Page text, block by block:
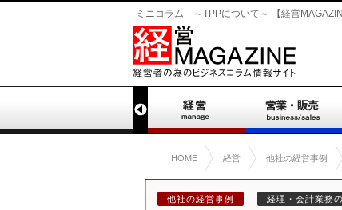
ミニコラム ～TPPについて～ 【経営
HOME 経営 他社の経営事例
他社の経営事例 経理・会計業務